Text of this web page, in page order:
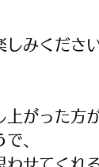
みください
上がった方
、
せてくれ